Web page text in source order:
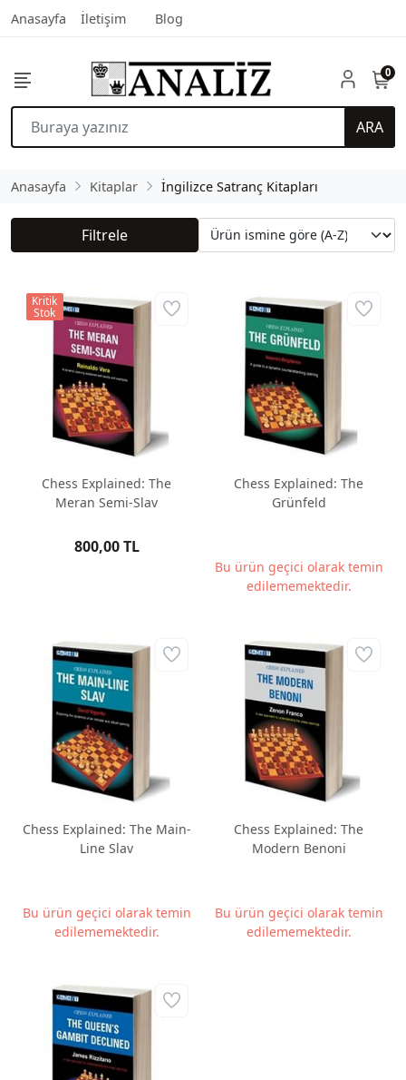
Anasayfa İletişim Blog
ARA
0
Anasayfa Kitaplar İngilizce Satranç Kitapları
Filtrele
Chess Explained: The
Meran Semi-Slav
800,00 TL
Kritik
Stok
Chess Explained: The
Grünfeld
Bu ürün geçici olarak temin
edilememektedir.
Chess Explained: The Main-
Line Slav
Bu ürün geçici olarak temin
edilememektedir.
Chess Explained: The
Modern Benoni
Bu ürün geçici olarak temin
edilememektedir.